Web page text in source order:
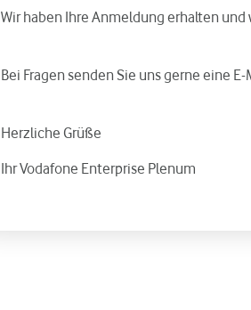
Wir haben Ihre Anmeldung erhalten
Bei Fragen senden Sie uns gerne eine E-
Herzliche Grüße
Ihr Vodafone Enterprise Plenum